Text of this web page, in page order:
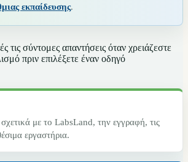
εκπαίδευσης.
τις σύντομες απαντήσεις όταν χρειάζεστε
πριν επιλέξετε έναν οδηγό
με το LabsLand, την εγγραφή, τις
εργαστήρια.